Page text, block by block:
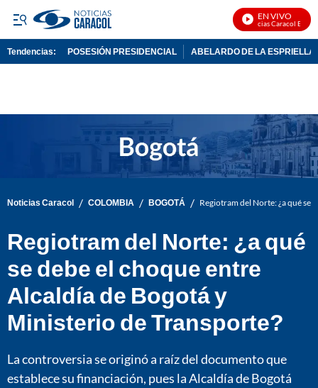
EN VIVO
Noticias Caracol En Vivo
Tendencias: POSESIÓN PRESIDENCIAL ABELARDO DE LA ESPRIELLA
Noticias Caracol / COLOMBIA / BOGOTÁ / Regiotram del Norte: ¿a qué se
Regiotram del Norte: ¿a qué
se debe el choque entre
Alcaldía de Bogotá y
Ministerio de Transporte?
La controversia se originó a raíz del documento que
establece su financiación, pues la Alcaldía de Bogotá